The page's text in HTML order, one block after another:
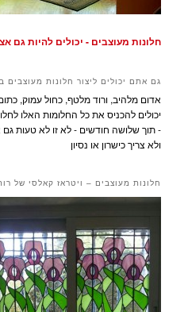
חלונות מעוצבים - יכולים להיות גם
גם אתם יכולים ליצור חלונות מעוצבים
אדום מלהיב, ורוד מלטף, כחול עמוק,
יכולים להכניס את כל החלומות האלו
- תוך שלושה חודשים - לא זו לא טעות גם
ולא צריך כישרון או נסיון
חלונות מעוצבים – ויטראז קאלסי של